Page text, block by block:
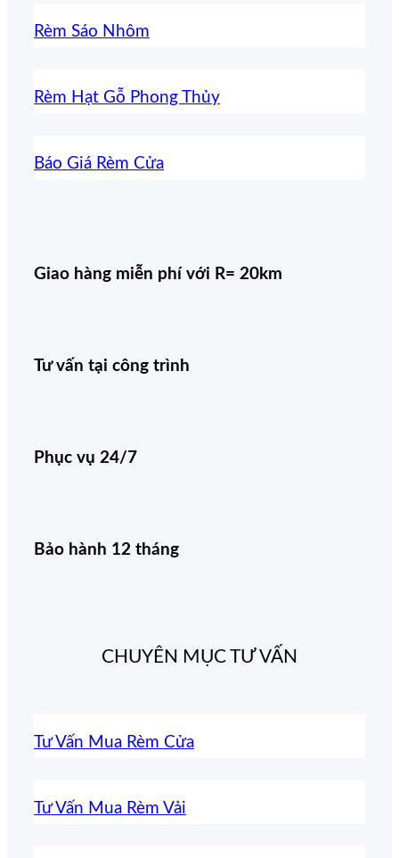
Rèm Sáo Nhôm
Rèm Hạt Gỗ Phong Thủy
Báo Giá Rèm Cửa
Giao hàng miễn phí với R= 20km
Tư vấn tại công trình
Phục vụ 24/7
Bảo hành 12 tháng
CHUYÊN MỤC TƯ VẤN
Tư Vấn Mua Rèm Cửa
Tư Vấn Mua Rèm Vải